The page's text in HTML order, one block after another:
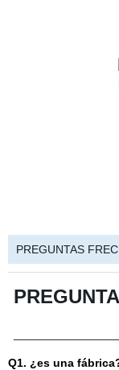
PREGUNTAS
Q1. ¿es una